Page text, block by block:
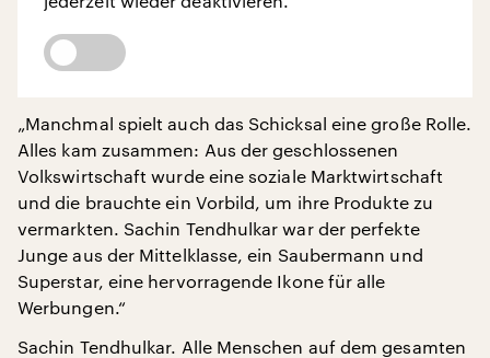
„Manchmal spielt auch das Schicksal eine große Rolle.
Alles kam zusammen: Aus der geschlossenen
Volkswirtschaft wurde eine soziale Marktwirtschaft
und die brauchte ein Vorbild, um ihre Produkte zu
vermarkten. Sachin Tendhulkar war der perfekte
Junge aus der Mittelklasse, ein Saubermann und
Superstar, eine hervorragende Ikone für alle
Werbungen.“
Sachin Tendhulkar. Alle Menschen auf dem gesamten